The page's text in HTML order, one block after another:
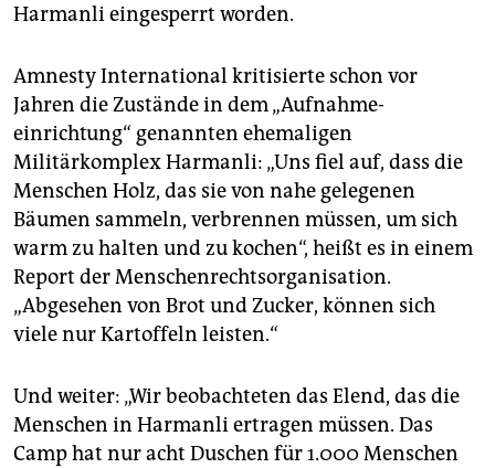
Harmanli eingesperrt worden.
Amnesty International kritisierte schon vor
Jahren die Zustände in dem „Aufnahme­
einrichtung“ genannten ehemaligen
Militärkomplex Harmanli: „Uns fiel auf, dass die
Menschen Holz, das sie von nahe gelegenen
Bäumen sammeln, verbrennen müssen, um sich
warm zu halten und zu kochen“, heißt es in einem
Report der Menschenrechtsorganisation.
„Abgesehen von Brot und Zucker, können sich
viele nur Kartoffeln leisten.“
Und weiter: „Wir beobachteten das Elend, das die
Menschen in Harmanli ertragen müssen. Das
Camp hat nur acht Duschen für 1.000 Menschen